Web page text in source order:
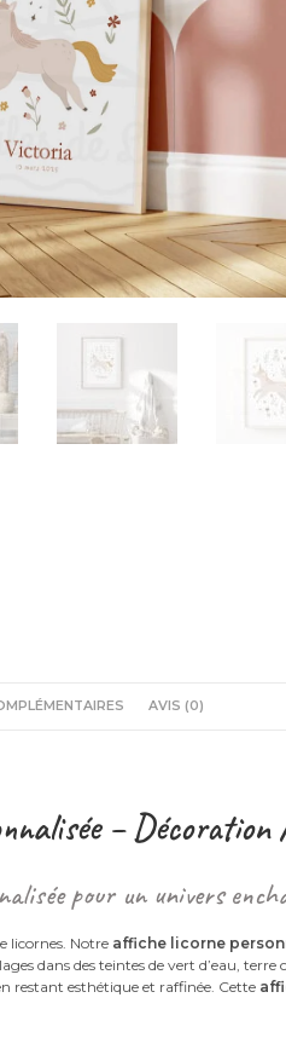
AVIS (0)
– Décoration
pour un univers
licornes. Notre affiche licorne
dans des teintes de vert d’eau,
restant esthétique et raffinée. Cette